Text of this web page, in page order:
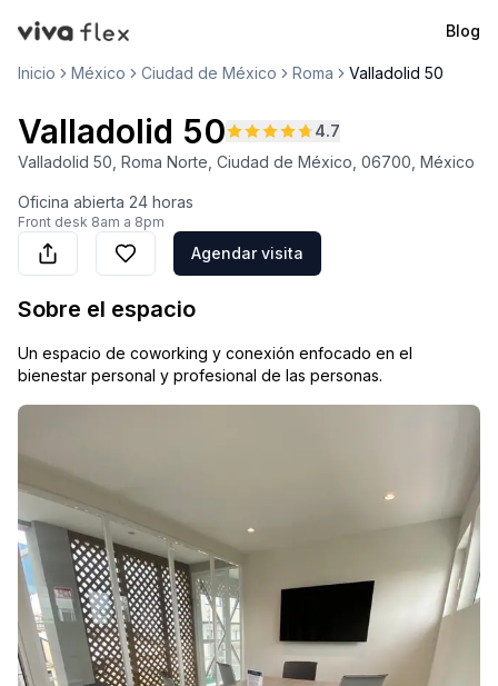
VivaFlex
Blog
Inicio México Ciudad de México Roma Valladolid 50
Valladolid 50
4.7
Valladolid 50, Roma Norte, Ciudad de México, 06700, México
Oficina abierta 24 horas
Front desk 8am a 8pm
Agendar visita
Sobre el espacio
Un espacio de coworking y conexión enfocado en el
bienestar personal y profesional de las personas.